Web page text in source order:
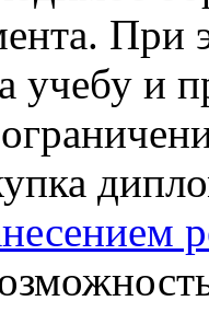
При
учебу и